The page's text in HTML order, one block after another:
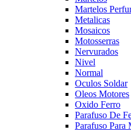
Martelos
Metalicas
Mosaicos
Motosserras
Nervurados
Nivel
Normal
Oculos Soldar
Oleos Motores
Oxido Ferro
Parafuso De
Parafuso Para